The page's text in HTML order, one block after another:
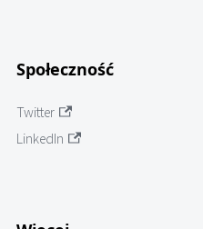
Społeczność
Twitter
LinkedIn